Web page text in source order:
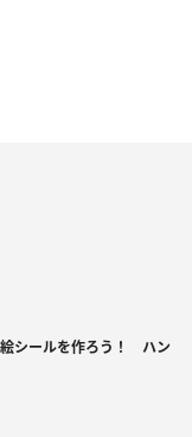
シールを作ろう！ ハン